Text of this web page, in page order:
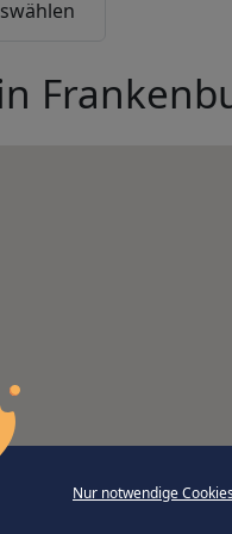
Nur notwendige Cookies